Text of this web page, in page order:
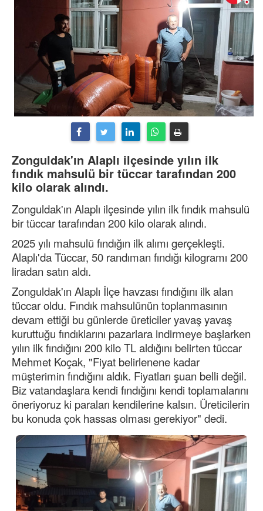
Zonguldak'ın Alaplı ilçesinde yılın ilk
fındık mahsulü bir tüccar tarafından 200
kilo olarak alındı.
Zonguldak'ın Alaplı ilçesinde yılın ilk fındık mahsulü
bir tüccar tarafından 200 kilo olarak alındı.
2025 yılı mahsulü fındığın ilk alımı gerçekleşti.
Alaplı'da Tüccar, 50 randıman fındığı kilogramı 200
liradan satın aldı.
Zonguldak'ın Alaplı İlçe havzası fındığını ilk alan
tüccar oldu. Fındık mahsulünün toplanmasının
devam ettiği bu günlerde üreticiler yavaş yavaş
kuruttuğu fındıklarını pazarlara indirmeye başlarken
yılın ilk fındığını 200 kilo TL aldığını belirten tüccar
Mehmet Koçak, "Fiyat belirlenene kadar
müşterimin fındığını aldık. Fiyatları şuan belli değil.
Biz vatandaşlara kendi fındığını kendi toplamalarını
öneriyoruz ki paraları kendilerine kalsın. Üreticilerin
bu konuda çok hassas olması gerekiyor" dedi.